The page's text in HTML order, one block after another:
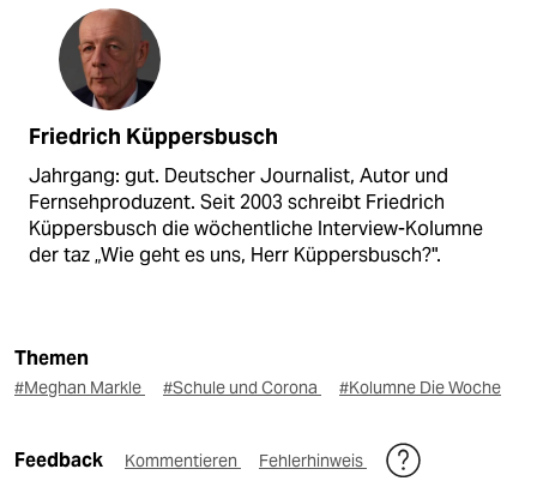
Friedrich Küppersbusch
Jahrgang: gut. Deutscher Journalist, Autor und
Fernsehproduzent. Seit 2003 schreibt Friedrich
Küppersbusch die wöchentliche Interview-Kolumne
der taz „Wie geht es uns, Herr Küppersbusch?".
Themen
#Meghan Markle #Schule und Corona #Kolumne Die Woche
Feedback Kommentieren Fehlerhinweis